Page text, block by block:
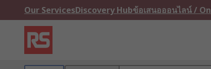
Our ServicesDiscovery Hubข้อเสนอออนไลน์ /